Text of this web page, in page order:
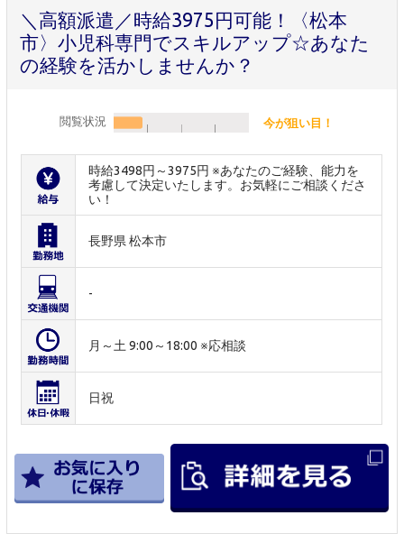
＼高額派遣／時給3975円可能！〈松本
市〉小児科専門でスキルアップ☆あなた
の経験を活かしませんか？
閲覧状況 今が狙い目！
時給3498円～3975円 ※あなたのご経験、能力を
考慮して決定いたします。お気軽にご相談くださ
い！
長野県 松本市
-
月～土 9:00～18:00 ※応相談
日祝